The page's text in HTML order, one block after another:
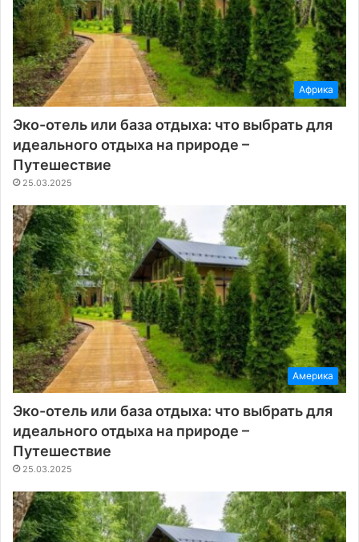
Африка
Эко-отель или база отдыха: что выбрать для
идеального отдыха на природе –
Путешествие
25.03.2025
Америка
Эко-отель или база отдыха: что выбрать для
идеального отдыха на природе –
Путешествие
25.03.2025